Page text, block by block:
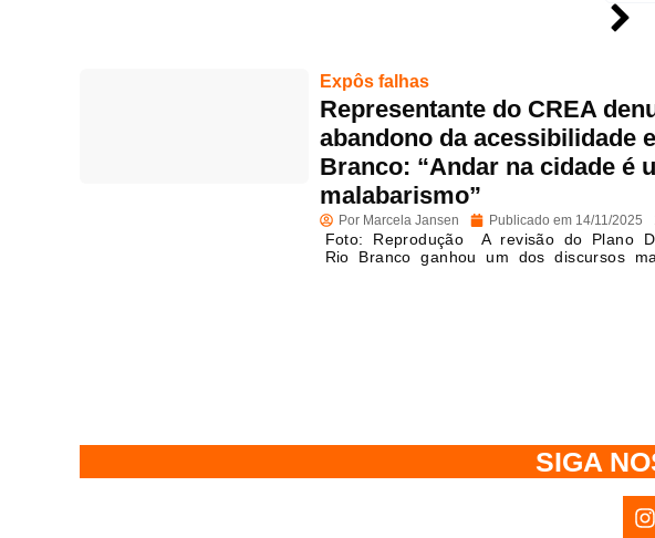
Expôs falhas
Representante do CREA
abandono da acessibilidade
Branco: “Andar na cidade é
malabarismo”
Por Marcela Jansen Publicado em 14/11/2025
Foto: Reprodução A revisão do Plano
Rio Branco ganhou um dos discursos
SIGA